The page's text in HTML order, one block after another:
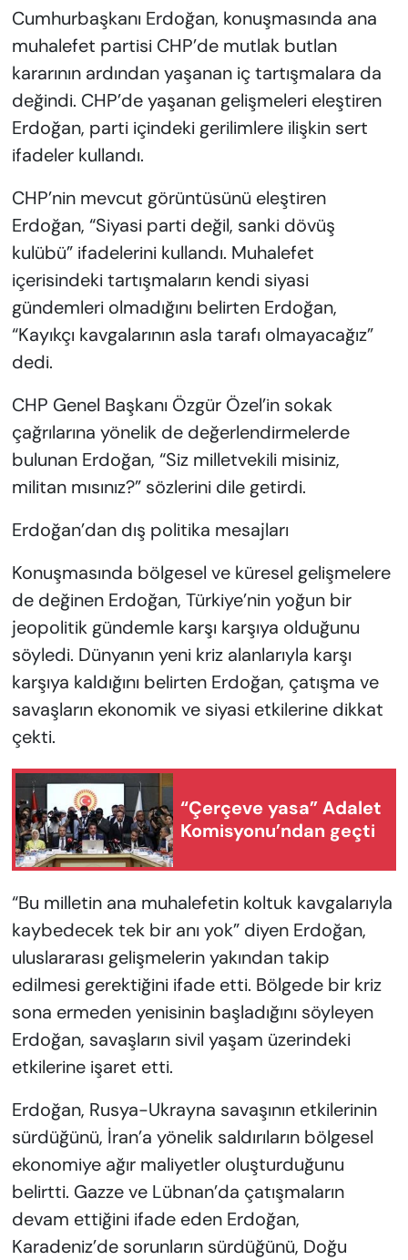
Cumhurbaşkanı Erdoğan, konuşmasında ana
muhalefet partisi CHP’de mutlak butlan
kararının ardından yaşanan iç tartışmalara da
değindi. CHP’de yaşanan gelişmeleri eleştiren
Erdoğan, parti içindeki gerilimlere ilişkin sert
ifadeler kullandı.
CHP’nin mevcut görüntüsünü eleştiren
Erdoğan, “Siyasi parti değil, sanki dövüş
kulübü” ifadelerini kullandı. Muhalefet
içerisindeki tartışmaların kendi siyasi
gündemleri olmadığını belirten Erdoğan,
“Kayıkçı kavgalarının asla tarafı olmayacağız”
dedi.
CHP Genel Başkanı Özgür Özel’in sokak
çağrılarına yönelik de değerlendirmelerde
bulunan Erdoğan, “Siz milletvekili misiniz,
militan mısınız?” sözlerini dile getirdi.
Erdoğan’dan dış politika mesajları
Konuşmasında bölgesel ve küresel gelişmelere
de değinen Erdoğan, Türkiye’nin yoğun bir
jeopolitik gündemle karşı karşıya olduğunu
söyledi. Dünyanın yeni kriz alanlarıyla karşı
karşıya kaldığını belirten Erdoğan, çatışma ve
savaşların ekonomik ve siyasi etkilerine dikkat
çekti.
“Çerçeve yasa” Adalet
Komisyonu’ndan geçti
“Bu milletin ana muhalefetin koltuk kavgalarıyla
kaybedecek tek bir anı yok” diyen Erdoğan,
uluslararası gelişmelerin yakından takip
edilmesi gerektiğini ifade etti. Bölgede bir kriz
sona ermeden yenisinin başladığını söyleyen
Erdoğan, savaşların sivil yaşam üzerindeki
etkilerine işaret etti.
Erdoğan, Rusya-Ukrayna savaşının etkilerinin
sürdüğünü, İran’a yönelik saldırıların bölgesel
ekonomiye ağır maliyetler oluşturduğunu
belirtti. Gazze ve Lübnan’da çatışmaların
devam ettiğini ifade eden Erdoğan,
Karadeniz’de sorunların sürdüğünü, Doğu